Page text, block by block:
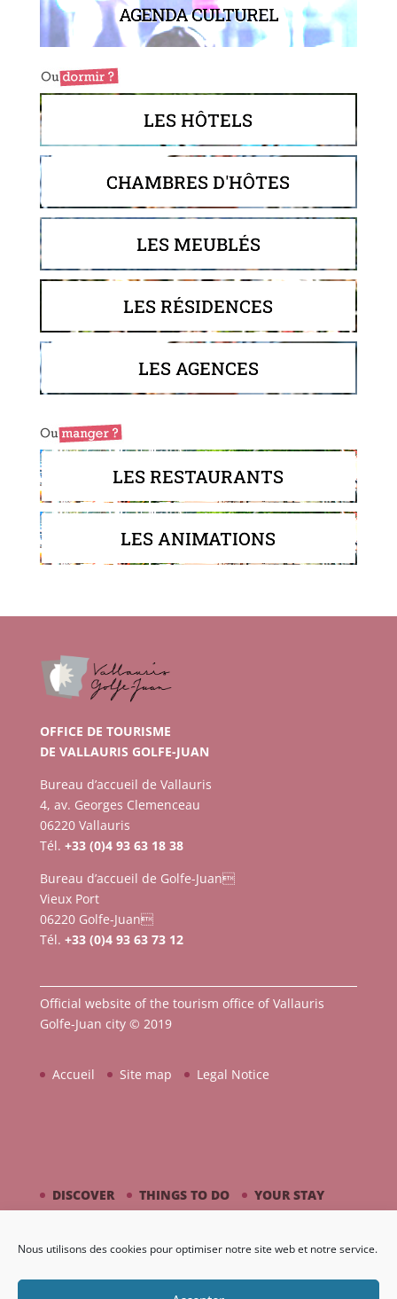
Nous utilisons des cookies pour optimiser notre site web et notre service.
AGENDA CULTUREL
LES HÔTELS
CHAMBRES D'HÔTES
LES MEUBLÉS
LES RÉSIDENCES
LES AGENCES
LES RESTAURANTS
LES ANIMATIONS
OFFICE DE TOURISME
DE VALLAURIS GOLFE-JUAN
Bureau d’accueil de Vallauris
4, av. Georges Clemenceau
06220 Vallauris
Tél. +33 (0)4 93 63 18 38
Bureau d’accueil de Golfe-Juan
Vieux Port
06220 Golfe-Juan
Tél. +33 (0)4 93 63 73 12
Official website of the tourism office of Vallauris
Golfe-Juan city © 2019
Accueil Site map Legal Notice
DISCOVER THINGS TO DO
YOUR STAY
AGENDA GALLERY